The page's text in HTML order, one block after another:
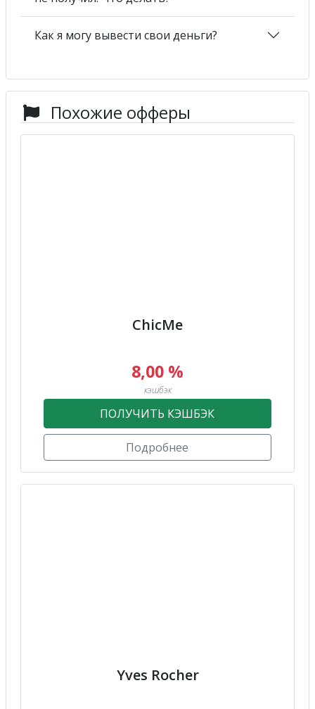
Как я могу вывести свои деньги?
Похожие офферы
ChicMe
8,00 %
кэшбэк
ПОЛУЧИТЬ КЭШБЭК
Подробнее
Yves Rocher